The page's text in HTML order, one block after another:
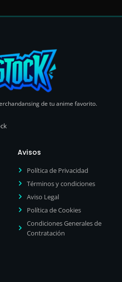
de tu anime favorito.
Avisos
Política de Privacidad
Términos y condiciones
Aviso Legal
Política de Cookies
Condiciones Generales de
Contratación